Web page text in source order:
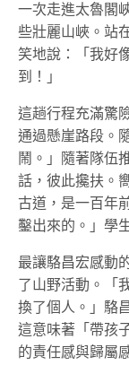
一次走進太魯閣
些壯麗山峽。站
笑地說：「我好
到！」
這趟行程充滿驚
通過懸崖路段。
鬧。」隨著隊伍
話，彼此攙扶。
古道，是一百年
鑿出來的。」學
最讓駱昌宏感動
了山野活動 。「
換了個人。」駱
這意味著「帶孩
的責任感與歸屬